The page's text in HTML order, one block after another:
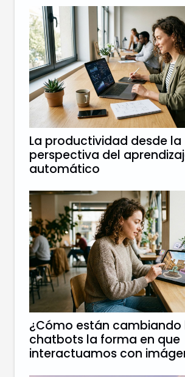
La productividad desde la
perspectiva del
automático
¿Cómo están cambiando
chatbots la forma en que
interactuamos con